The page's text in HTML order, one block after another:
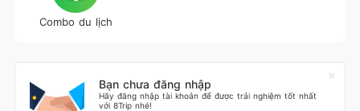
Combo du lịch
Bạn chưa đăng nhập
Hãy đăng nhập tài khoản để được trải nghiệm tốt nhất
với 8Trip nhé!